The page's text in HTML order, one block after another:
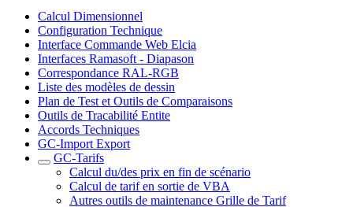
Calcul Dimensionnel
Configuration Technique
Interface Commande Web Elcia
Interfaces Ramasoft - Diapason
Correspondance RAL-RGB
Liste des modèles de dessin
Plan de Test et Outils de Comparaisons
Outils de Tracabilité Entite
Accords Techniques
GC-Import Export
GC-Tarifs
Calcul du/des prix en fin de scénario
Calcul de tarif en sortie de VBA
Autres outils de maintenance Grille de Tarif